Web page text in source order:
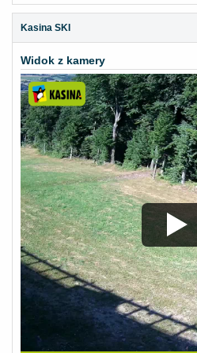
Kasina SKI
Widok z kamery